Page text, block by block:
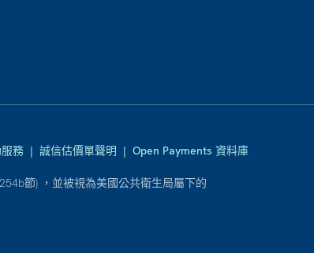
務 | 誠信估價單聲明 | Open Payments 資料庫
節) ，並被視為美國公共衛生局屬下的